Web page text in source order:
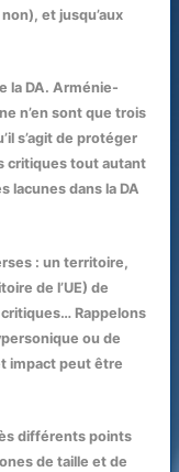
et jusqu’aux
la DA. Arménie-
n’en sont que trois
s’agit de protéger
critiques tout autant
lacunes dans la DA
: un territoire,
de l’UE) de
Rappelons
ou de
impact peut être
différents points
de taille et de